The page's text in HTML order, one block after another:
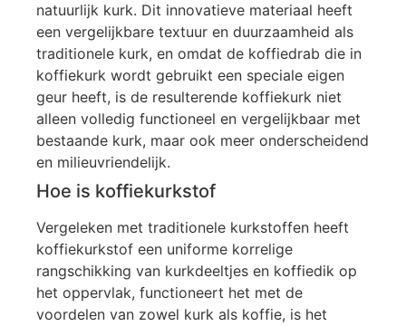
natuurlijk kurk. Dit innovatieve materiaal heeft
een vergelijkbare textuur en duurzaamheid als
traditionele kurk, en omdat de koffiedrab die in
koffiekurk wordt gebruikt een speciale eigen
geur heeft, is de resulterende koffiekurk niet
alleen volledig functioneel en vergelijkbaar met
bestaande kurk, maar ook meer onderscheidend
en milieuvriendelijk.
Hoe is koffiekurkstof
Vergeleken met traditionele kurkstoffen heeft
koffiekurkstof een uniforme korrelige
rangschikking van kurkdeeltjes en koffiedik op
het oppervlak, functioneert het met de
voordelen van zowel kurk als koffie, is het